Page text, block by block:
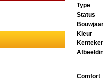
Type
Status
Bouwjaar
Kleur
Comfort